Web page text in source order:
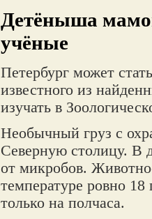
Детёныша
учёные
Петербург может
известного из
изучать в
Необычный груз с
Северную столицу. В
от микробов.
температуре ровно
только на полчаса.